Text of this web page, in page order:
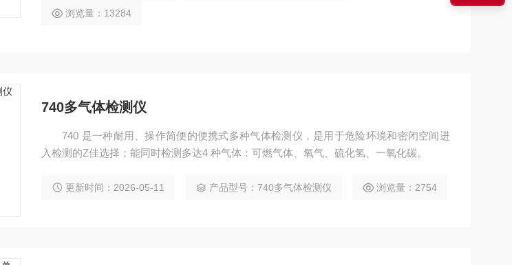
浏览量：13284
740多气体检测仪
740 是一种耐用、操作简便的便携式多种气体检测仪，是用于危险环境和密闭空间进
入检测的Z佳选择；能同时检测多达4 种气体：可燃气体、氧气、硫化氢、一氧化碳。
更新时间：2026-05-11 产品型号：740多气体检测仪 浏览量：2754